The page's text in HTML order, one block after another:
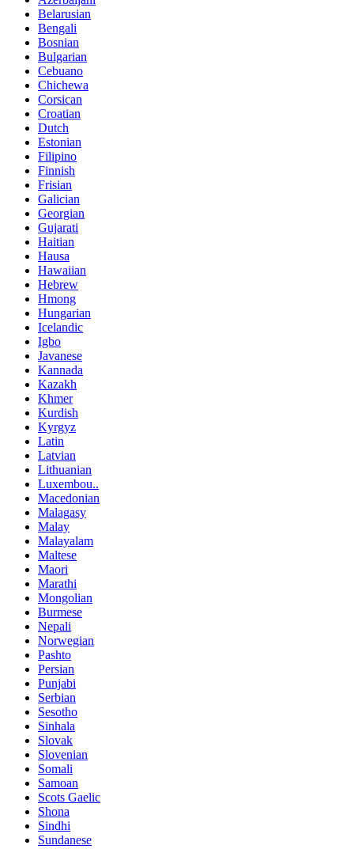
Belarusian
Bengali
Bosnian
Bulgarian
Cebuano
Chichewa
Corsican
Croatian
Dutch
Estonian
Filipino
Finnish
Frisian
Galician
Georgian
Gujarati
Haitian
Hausa
Hawaiian
Hebrew
Hmong
Hungarian
Icelandic
Igbo
Javanese
Kannada
Kazakh
Khmer
Kurdish
Kyrgyz
Latin
Latvian
Lithuanian
Luxembou..
Macedonian
Malagasy
Malay
Malayalam
Maltese
Maori
Marathi
Mongolian
Burmese
Nepali
Norwegian
Pashto
Persian
Punjabi
Serbian
Sesotho
Sinhala
Slovak
Slovenian
Somali
Samoan
Scots Gaelic
Shona
Sindhi
Sundanese